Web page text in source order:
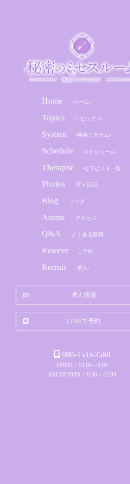
Home -ホーム-
Topics -トピックス-
System -料金システム-
Schedule -スケジュール-
Therapist -セラピスト一覧-
Photos -写メ日記-
Blog -ブログ-
Access -アクセス-
Q&A -よくある質問-
Reserve ご予約-
Recruit -求人-
求人情報
LINEで予約
080-4533-3588
OPEN：10:00～0:00
RECEPTION：9:30～23:00